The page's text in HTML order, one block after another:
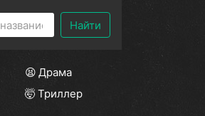
Найти
😫 Драма
🤯 Триллер